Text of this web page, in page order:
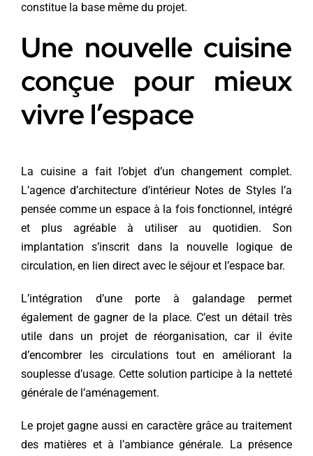
constitue la base même du projet.
Une nouvelle cuisine
conçue pour mieux
vivre l’espace
La cuisine a fait l’objet d’un changement complet.
L’agence d’architecture d’intérieur Notes de Styles l’a
pensée comme un espace à la fois fonctionnel, intégré
et plus agréable à utiliser au quotidien. Son
implantation s’inscrit dans la nouvelle logique de
circulation, en lien direct avec le séjour et l’espace bar.
L’intégration d’une porte à galandage permet
également de gagner de la place. C’est un détail très
utile dans un projet de réorganisation, car il évite
d’encombrer les circulations tout en améliorant la
souplesse d’usage. Cette solution participe à la netteté
générale de l’aménagement.
Le projet gagne aussi en caractère grâce au traitement
des matières et à l’ambiance générale. La présence